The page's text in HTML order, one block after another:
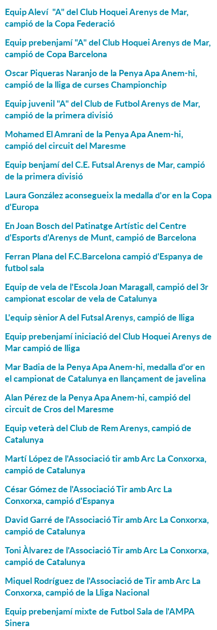
Equip Aleví "A" del Club Hoquei Arenys de Mar,
campió de la Copa Federació
Equip prebenjamí "A" del Club Hoquei Arenys de Mar,
campió de Copa Barcelona
Oscar Piqueras Naranjo de la Penya Apa Anem-hi,
campió de la lliga de curses Championchip
Equip juvenil "A" del Club de Futbol Arenys de Mar,
campió de la primera divisió
Mohamed El Amrani de la Penya Apa Anem-hi,
campió del circuit del Maresme
Equip benjamí del C.E. Futsal Arenys de Mar, campió
de la primera divisió
Laura González aconsegueix la medalla d'or en la Copa
d'Europa
En Joan Bosch del Patinatge Artístic del Centre
d'Esports d'Arenys de Munt, campió de Barcelona
Ferran Plana del F.C.Barcelona campió d'Espanya de
futbol sala
Equip de vela de l'Escola Joan Maragall, campió del 3r
campionat escolar de vela de Catalunya
L'equip sènior A del Futsal Arenys, campió de lliga
Equip prebenjamí iniciació del Club Hoquei Arenys de
Mar campió de lliga
Mar Badia de la Penya Apa Anem-hi, medalla d'or en
el campionat de Catalunya en llançament de javelina
Alan Pérez de la Penya Apa Anem-hi, campió del
circuit de Cros del Maresme
Equip veterà del Club de Rem Arenys, campió de
Catalunya
Martí López de l'Associació tir amb Arc La Conxorxa,
campió de Catalunya
César Gómez de l'Associació Tir amb Arc La
Conxorxa, campió d'Espanya
David Garré de l'Associació Tir amb Arc La Conxorxa,
campió de Catalunya
Toni Àlvarez de l'Associació Tir amb Arc La Conxorxa,
campió de Catalunya
Miquel Rodríguez de l'Associació de Tir amb Arc La
Conxorxa, campió de la Lliga Nacional
Equip prebenjamí mixte de Futbol Sala de l'AMPA
Sinera